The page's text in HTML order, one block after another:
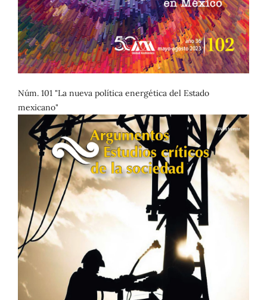
Núm. 101 "La nueva política energética del Estado
mexicano"